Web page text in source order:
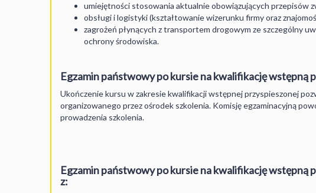
umiejętności stosowania aktualnie obowiązujących przepisów
obsługi i logistyki (kształtowanie wizerunku firmy oraz
zagrożeń płynących z transportem drogowym ze szczególny
ochrony środowiska.
Egzamin państwowy po kursie na kwalifikację wstępną
Ukończenie kursu w zakresie kwalifikacji wstępnej przyspieszonej
organizowanego przez ośrodek szkolenia. Komisję egzaminacyjną
prowadzenia szkolenia.
Egzamin państwowy po kursie na kwalifikację wstępną
z: